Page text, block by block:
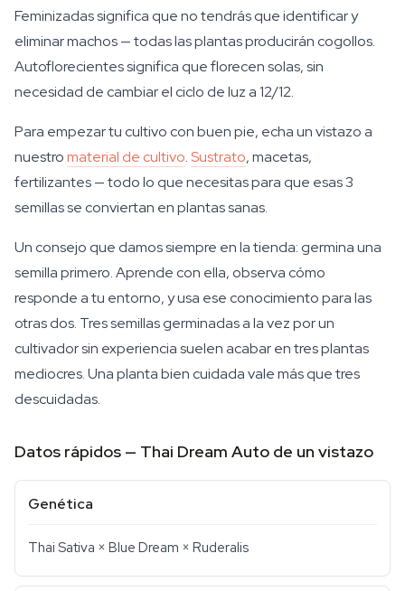
Feminizadas significa que no tendrás que identificar y
eliminar machos — todas las plantas producirán cogollos.
Autoflorecientes significa que florecen solas, sin
necesidad de cambiar el ciclo de luz a 12/12.
Para empezar tu cultivo con buen pie, echa un vistazo a
nuestromaterial de cultivo.Sustrato, macetas,
fertilizantes — todo lo que necesitas para que esas 3
semillas se conviertan en plantas sanas.
Un consejo que damos siempre en la tienda: germina una
semilla primero. Aprende con ella, observa cómo
responde a tu entorno, y usa ese conocimiento para las
otras dos. Tres semillas germinadas a la vez por un
cultivador sin experiencia suelen acabar en tres plantas
mediocres. Una planta bien cuidada vale más que tres
descuidadas.
Datos rápidos — Thai Dream Auto de un vistazo
Genética
Thai Sativa × Blue Dream × Ruderalis